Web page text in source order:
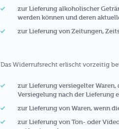
zur Lieferung alkoholischer
werden können und deren
zur Lieferung von Zeitungen,
Das Widerrufsrecht erlischt vorzeitig
zur Lieferung versiegelter
Versiegelung nach der Lieferung
zur Lieferung von Waren, wenn
zur Lieferung von Ton- oder